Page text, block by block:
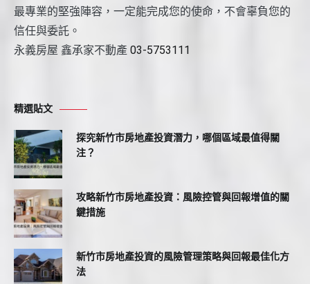
最專業的堅強陣容，一定能完成您的使命，不會辜負您的
信任與委託。
永義房屋 鑫承家不動產 03-5753111
精選貼文
探究新竹市房地產投資潛力，哪個區域最值得關
注？
攻略新竹市房地產投資：風險控管與回報增值的關
鍵措施
新竹市房地產投資的風險管理策略與回報最佳化方
法